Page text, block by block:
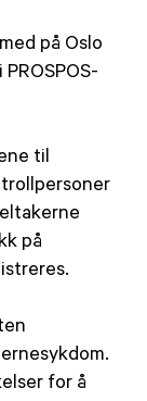
på Oslo
til
på
for å